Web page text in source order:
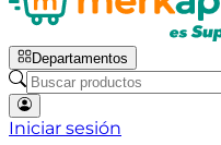
Departamentos
Iniciar sesión